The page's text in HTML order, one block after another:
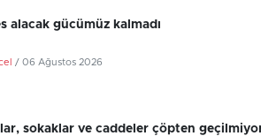
alacak gücümüz kalmadı
/ 06 Ağustos 2026
sokaklar ve caddeler çöpten